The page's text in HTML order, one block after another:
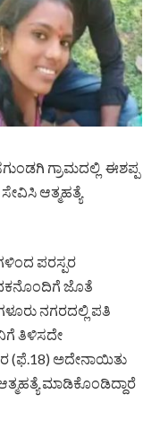
ಗ್ರಾಮದಲ್ಲಿ ಈಶಪ್ಪ
ಆತ್ಮಹತ್ಯೆ
ಪರಸ್ಪರ
ಜೊತೆ
ನಗರದಲ್ಲಿ ಪತಿ
ತಿಳಿಸದೇ
(ಫೆ.18) ಅದೇನಾಯಿತು
ಮಾಡಿಕೊಂಡಿದ್ದಾರೆ